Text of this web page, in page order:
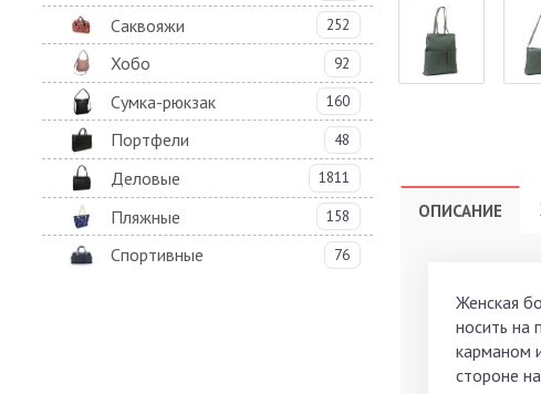
Саквояжи 252
Хобо 92
Сумка-рюкзак 160
Портфели 48
Деловые 1811
Пляжные 158
Спортивные 76
ОПИСАНИЕ
Женская
носить на
карманом
стороне